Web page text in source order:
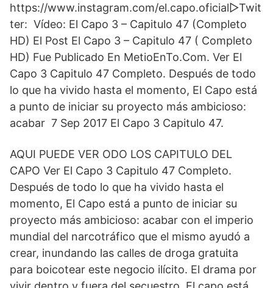
https://www.instagram.com/el.capo.oficial▻Twit
ter: Vídeo: El Capo 3 – Capitulo 47 (Completo
HD) El Post El Capo 3 – Capitulo 47 ( Completo
HD) Fue Publicado En MetioEnTo.Com. Ver El
Capo 3 Capitulo 47 Completo. Después de todo
lo que ha vivido hasta el momento, El Capo está
a punto de iniciar su proyecto más ambicioso:
acabar 7 Sep 2017 El Capo 3 Capitulo 47.
AQUI PUEDE VER ODO LOS CAPITULO DEL
CAPO Ver El Capo 3 Capitulo 47 Completo.
Después de todo lo que ha vivido hasta el
momento, El Capo está a punto de iniciar su
proyecto más ambicioso: acabar con el imperio
mundial del narcotráfico que el mismo ayudó a
crear, inundando las calles de droga gratuita
para boicotear este negocio ilícito. El drama por